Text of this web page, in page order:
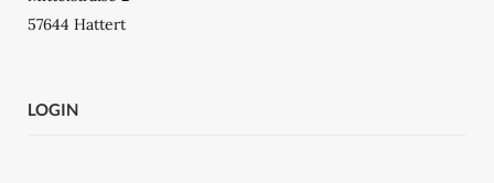
57644 Hattert
LOGIN